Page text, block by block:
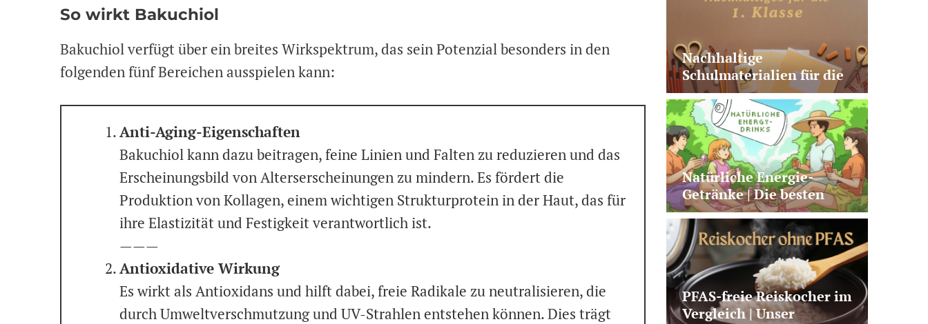
So wirkt Bakuchiol
Bakuchiol verfügt über ein breites Wirkspektrum, das sein Potenzial besonders in den
folgenden fünf Bereichen ausspielen kann:
Anti-Aging-Eigenschaften
Bakuchiol kann dazu beitragen, feine Linien und Falten zu reduzieren und das
Erscheinungsbild von Alterserscheinungen zu mindern. Es fördert die
Produktion von Kollagen, einem wichtigen Strukturprotein in der Haut, das für
ihre Elastizität und Festigkeit verantwortlich ist.
———
Antioxidative Wirkung
Es wirkt als Antioxidans und hilft dabei, freie Radikale zu neutralisieren, die
durch Umweltverschmutzung und UV-Strahlen entstehen können. Dies trägt
Nachhaltige
Schulmaterialien für die
1. Klasse | 10 sinnvolle
Produkte
Natürliche Energie-
Getränke | Die besten
Alternativen zu Kaffee +
klassischen Energy
Drinks
PFAS-freie Reiskocher im
Vergleich | Unser